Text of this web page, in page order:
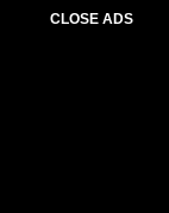
CLOSE ADS